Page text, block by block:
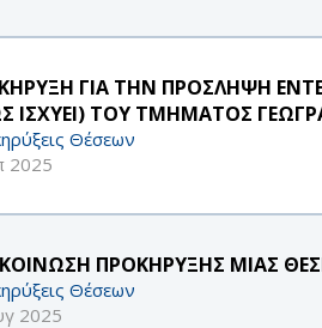
ΓΙΑ ΤΗΝ ΠΡΟΣΛΗΨΗ
ΙΣΧΥΕΙ) ΤΟΥ ΤΜΗΜΑΤΟΣ
Θέσεων
2025
ΠΡΟΚΗΡΥΞΗΣ ΜΙΑΣ
Θέσεων
2025